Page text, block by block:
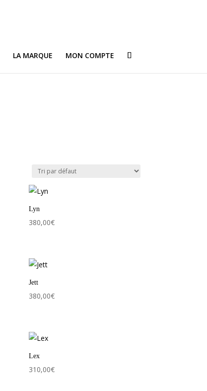
LA MARQUE MON COMPTE
Lyn
380,00€
Jett
380,00€
Lex
310,00€